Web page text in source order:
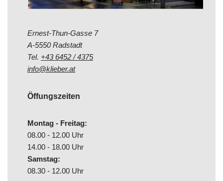
Ernest-Thun-Gasse 7
A-5550 Radstadt
Tel. +43 6452 / 4375
info@klieber.at
Öffungszeiten
Montag - Freitag:
08.00 - 12.00 Uhr
14.00 - 18.00 Uhr
Samstag:
08.30 - 12.00 Uhr